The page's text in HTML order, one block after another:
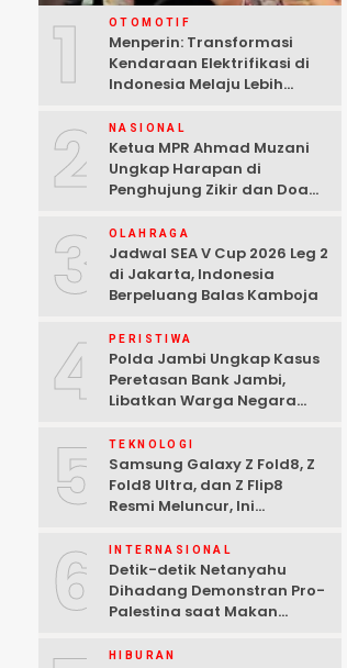
1 OTOMOTIF
Menperin: Transformasi
Kendaraan Elektrifikasi di
Indonesia Melaju Lebih
2 NASIONAL
Ketua MPR Ahmad Muzani
Ungkap Harapan di
Penghujung Zikir dan Doa
3 OLAHRAGA
Jadwal SEA V Cup 2026 Leg 2
di Jakarta, Indonesia
Berpeluang Balas Kamboja
4 PERISTIWA
Polda Jambi Ungkap Kasus
Peretasan Bank Jambi,
Libatkan Warga Negara
Tersangka Ditangkap
5 TEKNOLOGI
Samsung Galaxy Z Fold8, Z
Fold8 Ultra, dan Z Flip8
Resmi Meluncur, Ini
6 INTERNASIONAL
Detik-detik Netanyahu
Dihadang Demonstran Pro-
Palestina saat Makan
HIBURAN